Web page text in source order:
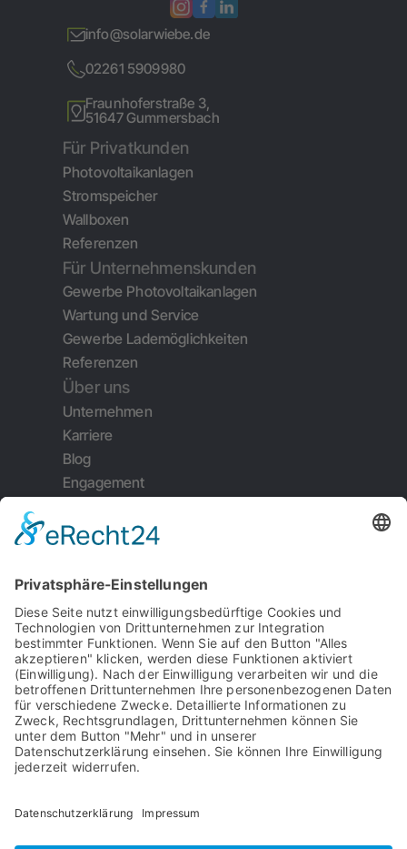
info@solarwiebe.de
02261 5909980
Fraunhoferstraße 3,
51647 Gummersbach
Für Privatkunden
Photovoltaikanlagen
Stromspeicher
Wallboxen
Referenzen
Für Unternehmenskunden
Gewerbe Photovoltaikanlagen
Wartung und Service
Gewerbe Lademöglichkeiten
Referenzen
Über uns
Unternehmen
Karriere
Blog
Engagement
Kontakt
Datenschutz
Serviceauftrag
AGB's